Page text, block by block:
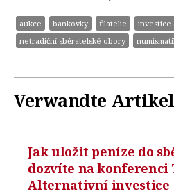
aukce bankovky filatelie
investice
netradiční sběratelské obory
Verwandte Artikel
Jak uložit peníze do
dozvíte na konferenci
Alternativní investice